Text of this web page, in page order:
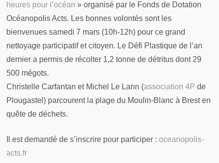
heures pour l’océan » organisé par le Fonds de Dotation
Océanopolis Acts. Les bonnes volontés sont les
bienvenues samedi 7 mars (10h-12h) pour ce grand
nettoyage participatif et citoyen. Le Défi Plastique de l’an
dernier a permis de récolter 1,2 tonne de détritus dont 29
500 mégots.
Christelle Carfantan et Michel Le Lann (association 4P de
Plougastel) parcourent la plage du Moulin-Blanc à Brest en
quête de déchets.
Il est demandé de s’inscrire pour participer : oceanopolis-
acts.fr